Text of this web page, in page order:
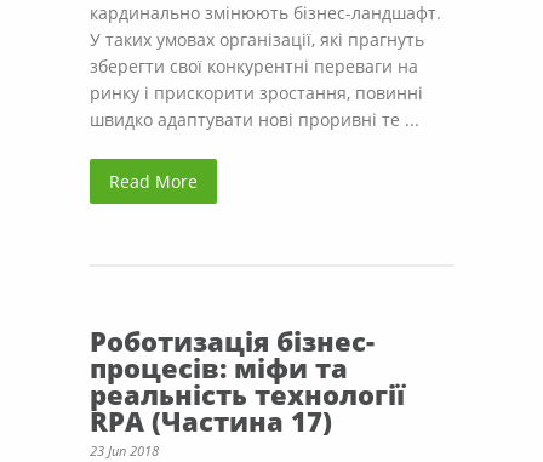
кардинально змінюють бізнес-ландшафт.
У таких умовах організації, які прагнуть
зберегти свої конкурентні переваги на
ринку і прискорити зростання, повинні
швидко адаптувати нові проривні те ...
Read More
Роботизація бізнес-
процесів: міфи та
реальність технології
RPA (Частина 17)
23 Jun 2018